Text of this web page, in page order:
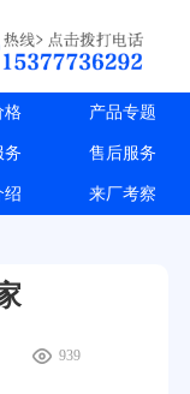
格 产品专题
务 售后服务
绍 来厂考察
939